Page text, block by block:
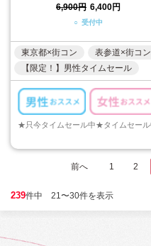
6,900円 6,400円
○ 受付中
東京都×街コン 表参道×街コン
【限定！】男性タイムセール
前へ 1 2
239件中 21〜30件を表示